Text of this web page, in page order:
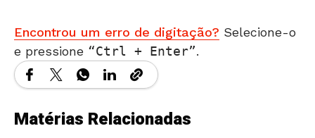
Encontrou um erro de digitação? Selecione-o
e pressione
Ctrl + Enter .
Matérias Relacionadas